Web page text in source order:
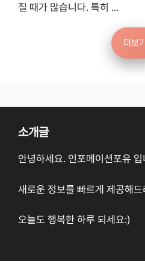
질 때가 많습니다. 특히 ...
더보기
소개글
안녕하세요. 인포메이션포유 입
새로운 정보를 빠르게 제공해
오늘도 행복한 하루 되세요:)